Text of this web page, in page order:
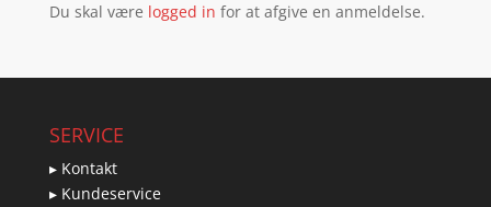
Du skal være logged in for at afgive en anmeldelse.
SERVICE
▸ Kontakt
▸ Kundeservice